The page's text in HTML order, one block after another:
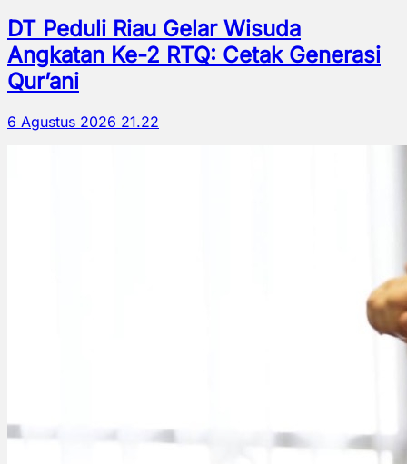
DT Peduli Riau Gelar Wisuda
Angkatan Ke-2 RTQ: Cetak Generasi
Qur’ani
6 Agustus 2026 21.22